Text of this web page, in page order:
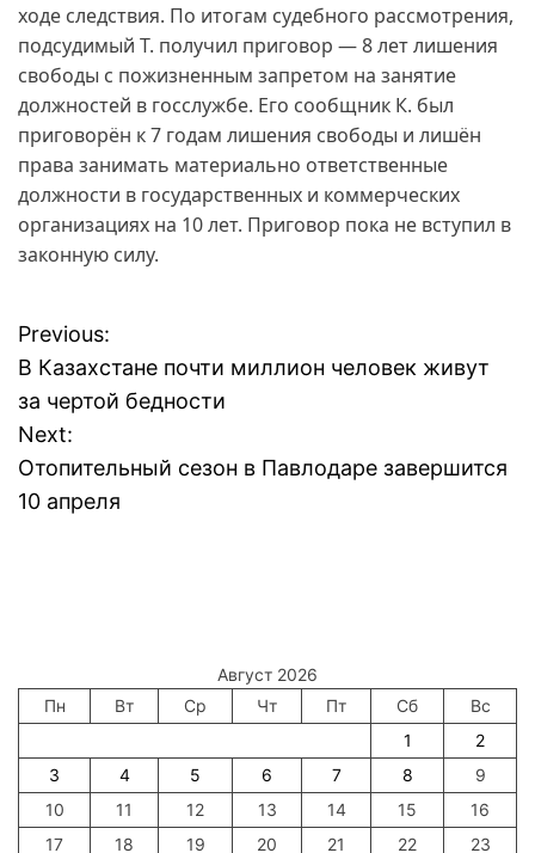
ходе следствия. По итогам судебного рассмотрения,
подсудимый Т. получил приговор — 8 лет лишения
свободы с пожизненным запретом на занятие
должностей в госслужбе. Его сообщник К. был
приговорён к 7 годам лишения свободы и лишён
права занимать материально ответственные
должности в государственных и коммерческих
организациях на 10 лет. Приговор пока не вступил в
законную силу.
Н
а
в
и
и
я
п
Previous:
В Казахстане почти миллион человек живут
за чертой бедности
Next:
Отопительный сезон в Павлодаре завершится
10 апреля
Август 2026
Пн
Вт Ср Чт Пт Сб
Вс
1
2
3
4 5 6 7 8
9
10
11 12 13 14 15
16
17
18 19 20 21 22 23